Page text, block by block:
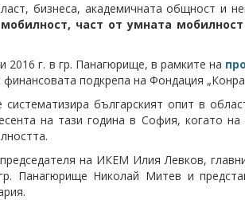
бизнеса, академичната общност и
мобилност, част от умната
г. в гр. Панагюрище, в рамките на
финансовата подкрепа на Фондация
българският опит в
на тази година в София, когато
на ИКЕМ Илия Левков,
Панагюрище Николай Митев и